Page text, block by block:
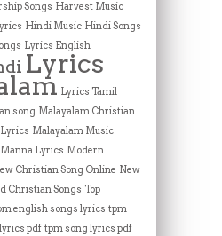
Songs Harvest Music
Hindi Music Hindi Songs
Lyrics English
Lyrics
Lyrics Tamil
song Malayalam Christian
Malayalam Music
Manna Lyrics Modern
Christian Song Online New
Christian Songs Top
english songs lyrics tpm
pdf tpm song lyrics pdf